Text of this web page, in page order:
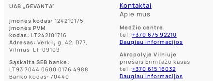
UAB „GEVANTA”
Įmonės kodas: 124210175
Įmonės PVM
kodas: LT242101716
Adresas: Verkių g. 42, D77,
Vilnius LT-09109
Sąskaita SEB banke:
LT93 7044 0600 0176 4988
Banko kodas: 70440
Kontaktai
Apie mus
Medžio centre,
tel.:+370 675 92210
Daugiau informacijos
Akropolyje Vilniuje
priešais Ermitažo kasas
tel.:+370 615 16032
Daugiau informacijos